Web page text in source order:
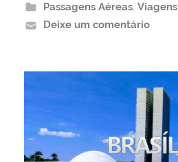
Passagens Aéreas, Viagens
Deixe um comentário